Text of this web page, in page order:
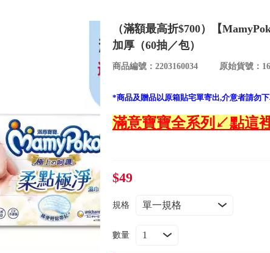
（滿額最高折$700）【
加厚（60抽／包）
商品編號：2203160034 原始貨號：
*商品及贈品以原箱貼宅單寄出,介意者請勿
滿意寶寶全系列↙點這
$49
規格
數量